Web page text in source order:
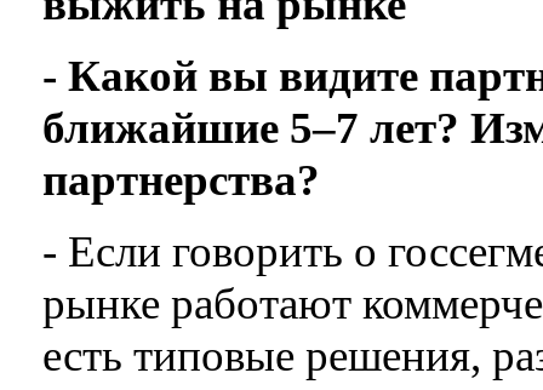
- Какой вы видите
ближайшие 5–7 лет?
партнерства?
- Если говорить о
рынке работают
есть типовые решения,